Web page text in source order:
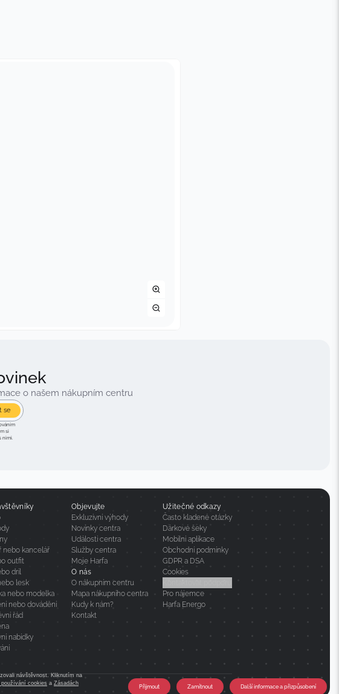
návštěvnost. Kliknutím na
používání cookies a Zásadách
Přijmout Zamítnout Další informace a přizpůsobení
o našem nákupním centru
se
si
nimi.
nebo kancelář
outfit
dril
lesk
nebo modelka
nebo dovádění
řád
nabídky
Objevujte
Exkluzivní výhody
Novinky centra
Události centra
Služby centra
Moje Harfa
O nás
O nákupním centru
Mapa nákupního centra
Kudy k nám?
Kontakt
Užitečné odkazy
Často kladené otázky
Dárkové šeky
Mobilní aplikace
Obchodní podmínky
GDPR a DSA
Cookies
Pro nájemce
Harfa Energo